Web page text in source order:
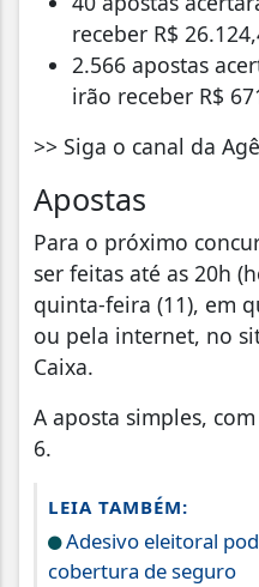
receber R$
2.566 apostas
irão receber R$
>> Siga o canal da
Apostas
Para o próximo
ser feitas até as 20h
quinta-feira (11), em
ou pela internet, no
Caixa.
A aposta simples,
6.
LEIA TAMBÉM:
Adesivo eleitoral
cobertura de seguro